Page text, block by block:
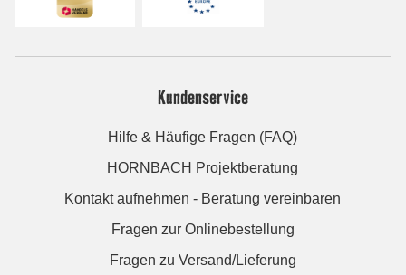
Kundenservice
Hilfe & Häufige Fragen (FAQ)
HORNBACH Projektberatung
Kontakt aufnehmen - Beratung vereinbaren
Fragen zur Onlinebestellung
Fragen zu Versand/Lieferung